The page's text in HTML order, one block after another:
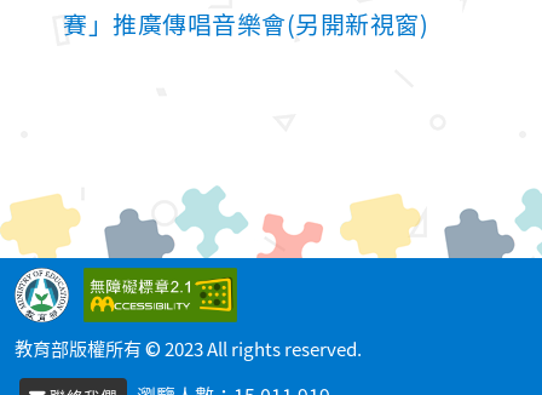
賽」推廣傳唱音樂會(另開新視窗)
教育部版權所有 © 2023 All rights reserved.